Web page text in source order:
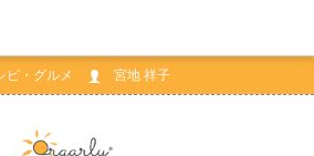
べ♪
ピ・グルメ 宮地 祥子